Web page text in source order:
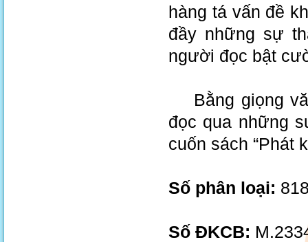
hàng tá vấn đề
đầy những sự
người đọc bật
Bằng giọng
đọc qua những
cuốn sách “Phát
Số phân loại:
Số ĐKCB: